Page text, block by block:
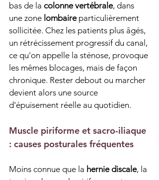
bas de la colonne vertébrale, dans
une zone lombaire particulièrement
sollicitée. Chez les patients plus âgés,
un rétrécissement progressif du canal,
ce qu'on appelle la sténose, provoque
les mêmes blocages, mais de façon
chronique. Rester debout ou marcher
devient alors une source
d'épuisement réelle au quotidien.
Muscle piriforme et sacro-iliaque
: causes posturales fréquentes
Moins connue que la hernie discale, la